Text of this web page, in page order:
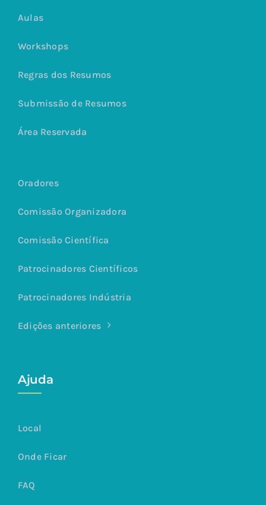
Aulas
Workshops
Regras dos Resumos
Submissão de Resumos
Área Reservada
Oradores
Comissão Organizadora
Comissão Científica
Patrocinadores Científicos
Patrocinadores Indústria
Edições anteriores
Ajuda
Local
Onde Ficar
FAQ